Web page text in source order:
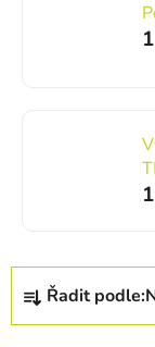
Řazení
Řadit podle: